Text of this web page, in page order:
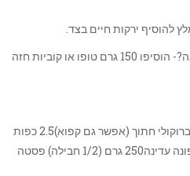
להוסיף ירקות חיים בצד.
רוצים להפוך את המנה לארוחה מלאה?- הוסיפו 150 גרם טופו או קוביות חזה
מצרכים (כמות ל- 4 מנות):450 גרם ברוקולי חתוך (אפשר גם קפוא)2.5 כפות
שמן זיתמלח200 גרם (1/3 שקית) אפונה עדינה250 גרם (1/2 חבילה) פסטה